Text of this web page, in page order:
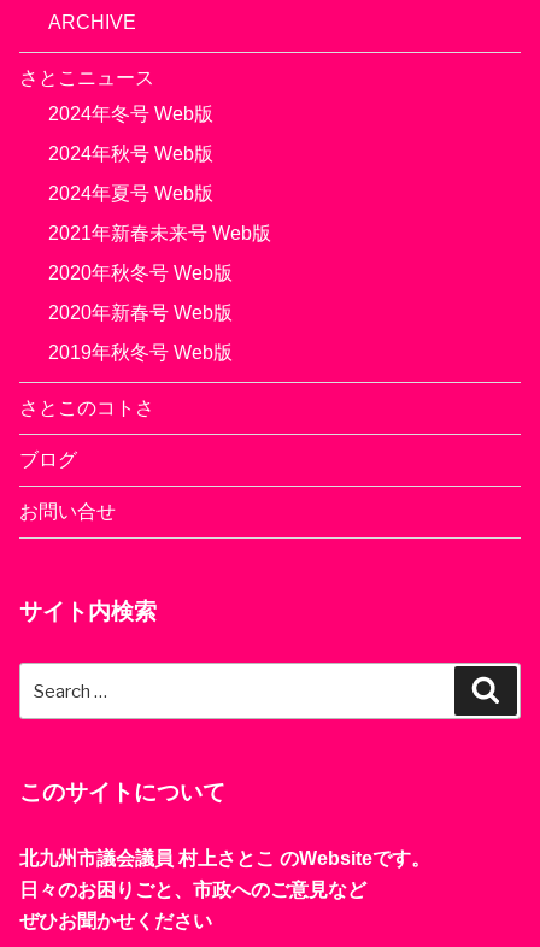
ARCHIVE
さとこニュース
2024年冬号 Web版
2024年秋号 Web版
2024年夏号 Web版
2021年新春未来号 Web版
2020年秋冬号 Web版
2020年新春号 Web版
2019年秋冬号 Web版
さとこのコトさ
ブログ
お問い合せ
サイト内検索
このサイトについて
北九州市議会議員 村上さとこ のWebsiteです。
日々のお困りごと、市政へのご意見など
ぜひお聞かせください